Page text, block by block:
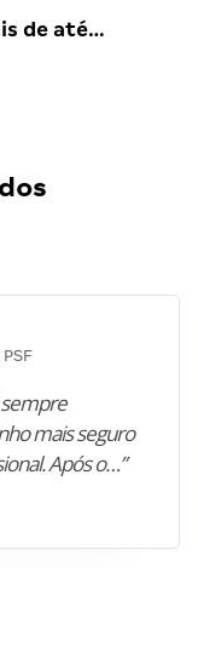
de até…
sempre
mais seguro
Após o…”